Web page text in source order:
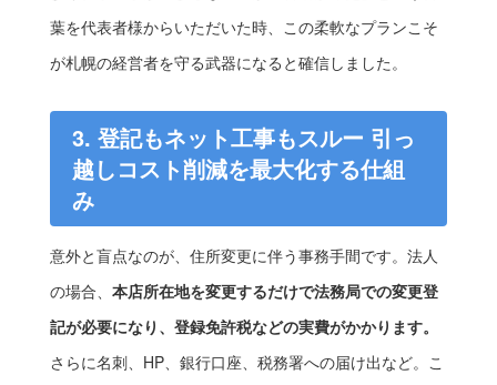
葉を代表者様からいただいた時、この柔軟なプランこそ
が札幌の経営者を守る武器になると確信しました。
3. 登記もネット工事もスルー 引っ
越しコスト削減を最大化する仕組
み
意外と盲点なのが、住所変更に伴う事務手間です。法人
の場合、 本店所在地を変更するだけで法務局での変更登
記が必要になり、登録免許税などの実費がかかります。
さらに名刺、HP、銀行口座、税務署への届け出など。こ